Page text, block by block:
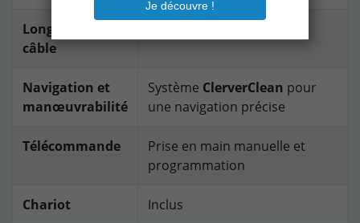
Longueur de
câble
Navigation et
manœuvrabilité
Système ClerverClean pour
une navigation précise
Télécommande
Prise en main manuelle et
programmation
Chariot Inclus